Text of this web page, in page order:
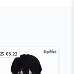
25.08.22